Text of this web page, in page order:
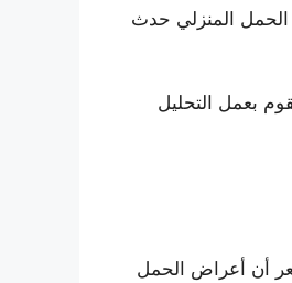
الحمل المنزلي حدث
بعمل التحليل
أن أعراض الحمل